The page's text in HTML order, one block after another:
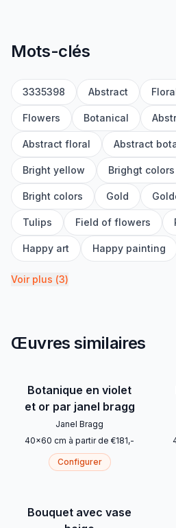
Mots-clés
3335398 Abstract
Flowers Botanical
Abstract floral Abstract
Bright yellow Brighgt colors
Bright colors Gold
Tulips Field of flowers
Happy art Happy painting
Voir plus (3)
Œuvres similaires
Botanique en violet
et or par janel bragg
Janel Bragg
40x60 cm à partir de €181,-
Configurer
Bouquet avec vase